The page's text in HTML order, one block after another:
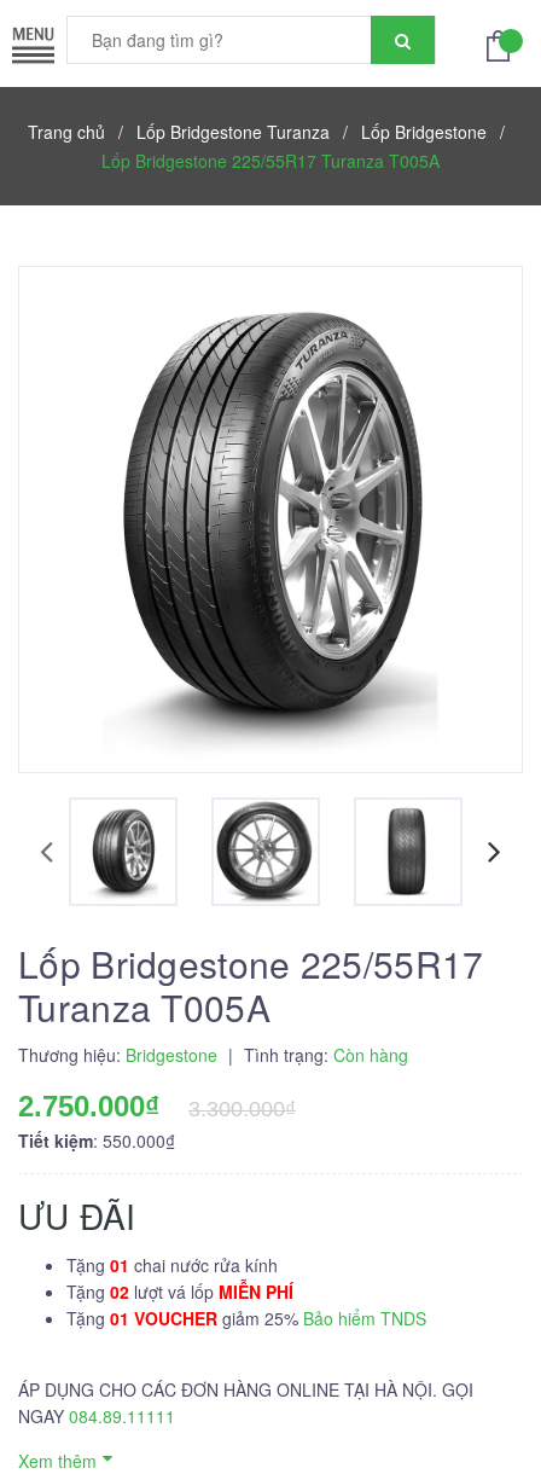
Trang chủ / Lốp Bridgestone Turanza / Lốp Bridgestone /
Lốp Bridgestone 225/55R17 Turanza T005A
Lốp Bridgestone 225/55R17
Turanza T005A
Thương hiệu: Bridgestone | Tình trạng: Còn hàng
2.750.000₫
3.300.000₫
Tiết kiệm: 550.000₫
ƯU ĐÃI
Tặng 01 chai nước rửa kính
Tặng 02 lượt vá lốp MIỄN PHÍ
Tặng 01 VOUCHER giảm 25% Bảo hiểm TNDS
ÁP DỤNG CHO CÁC ĐƠN HÀNG ONLINE TẠI HÀ NỘI. GỌI
NGAY 084.89.11111
Xem thêm